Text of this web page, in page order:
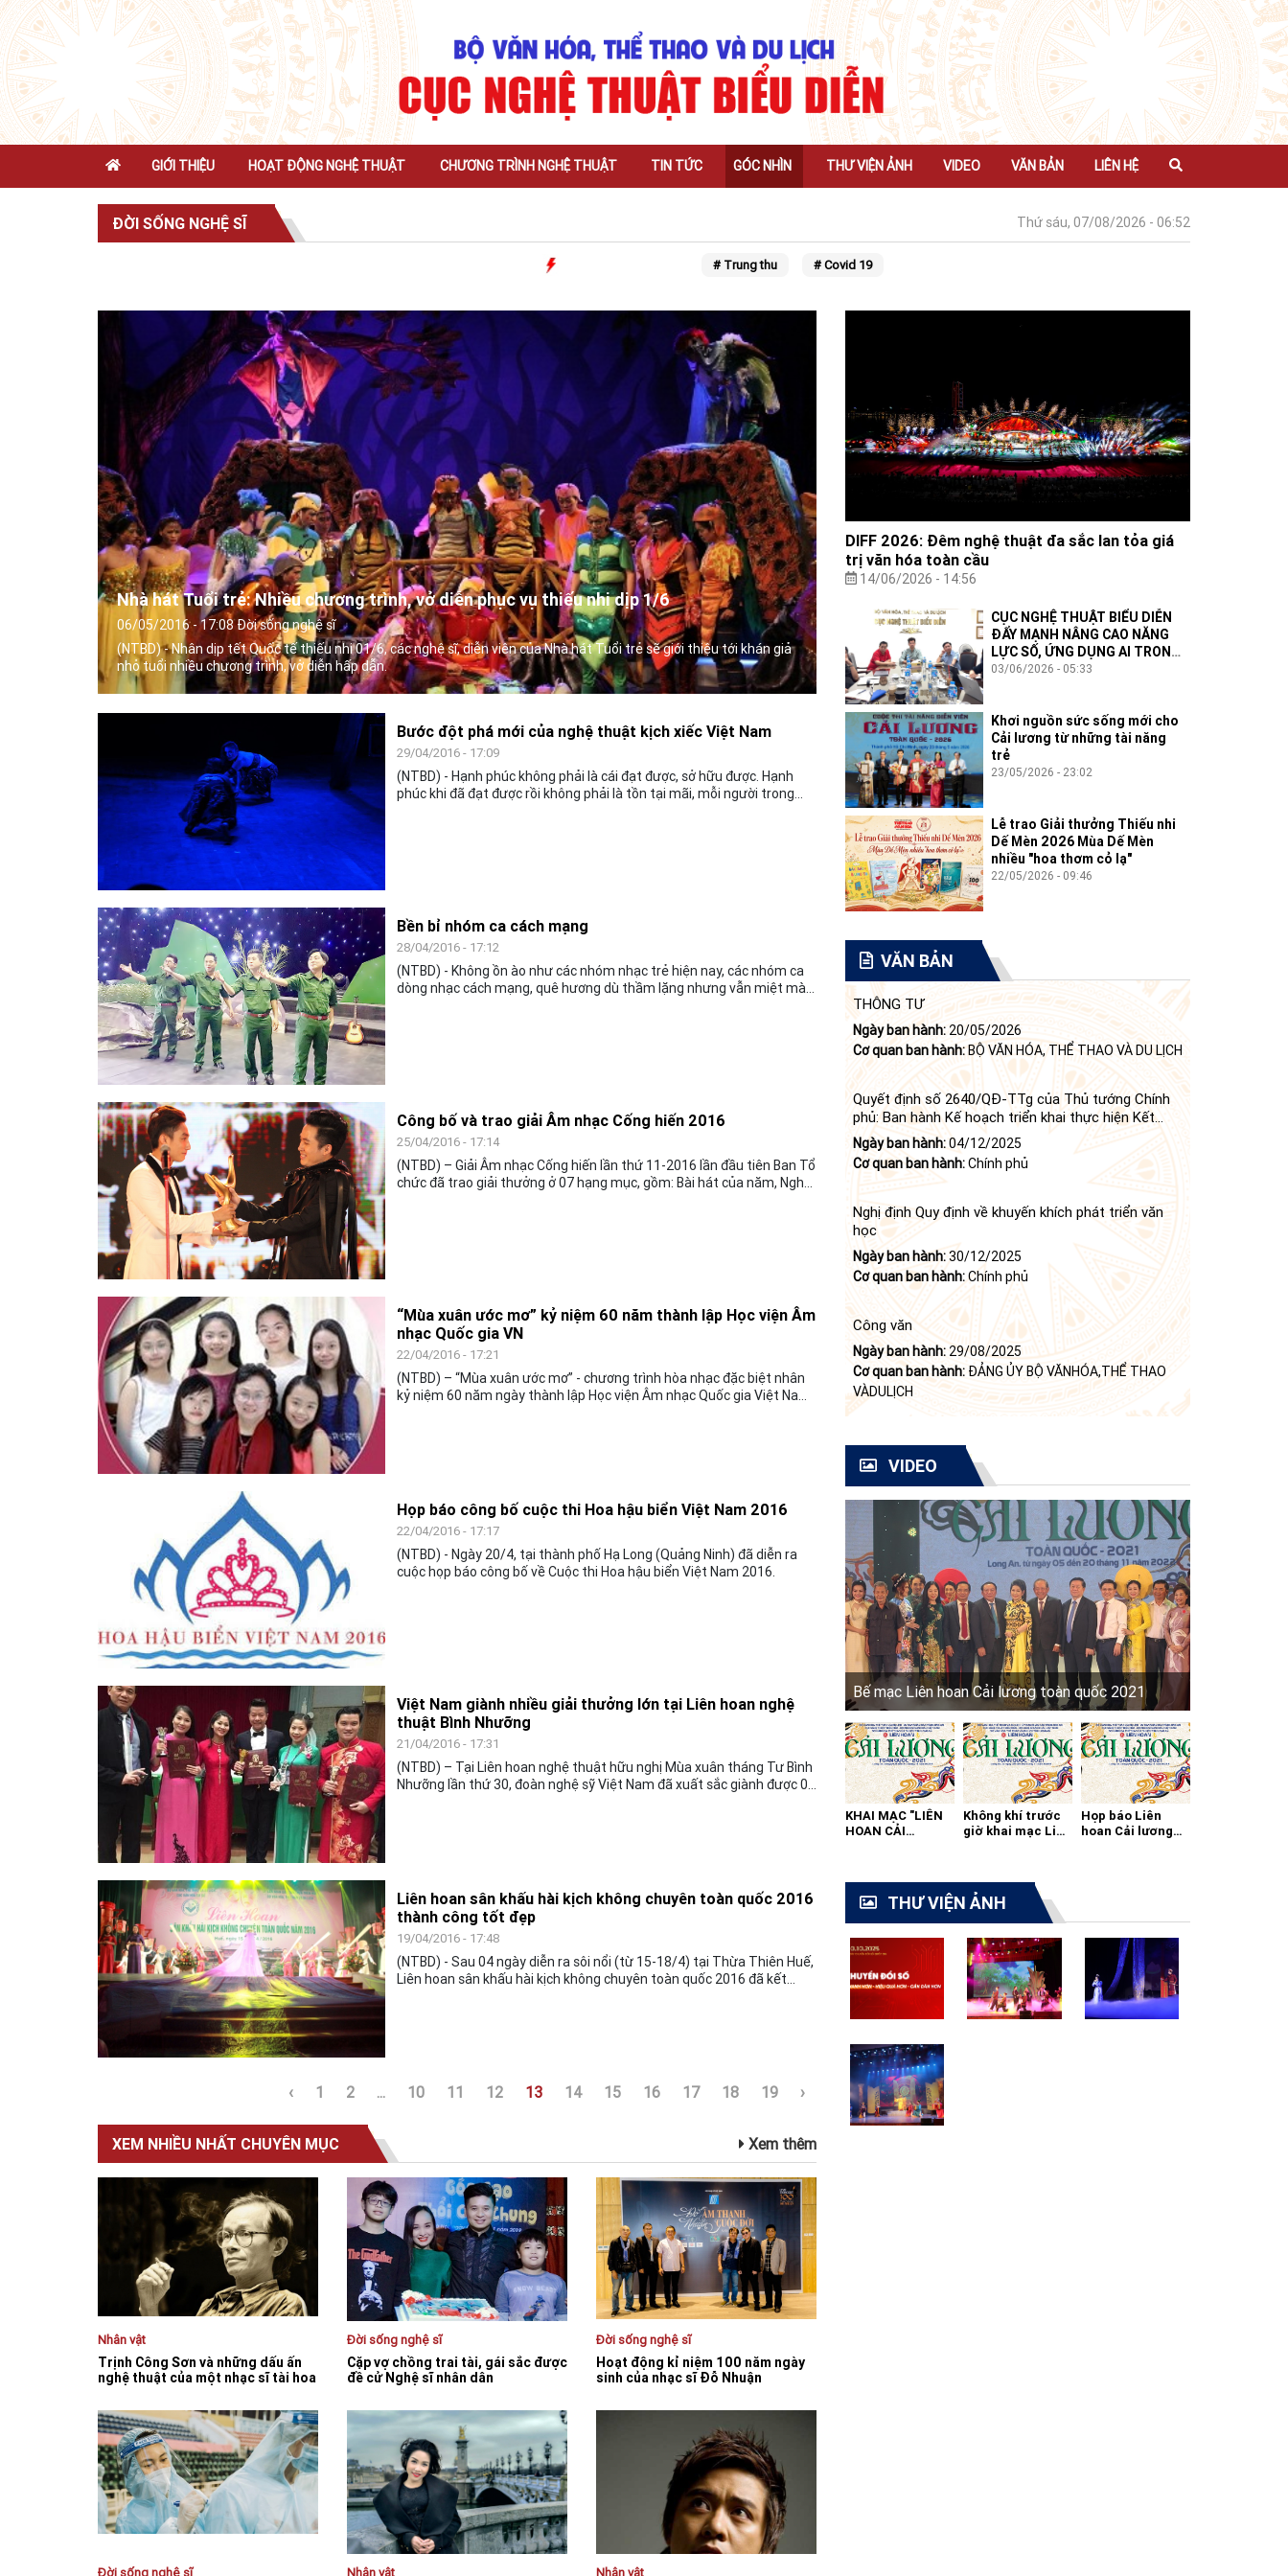
GIỚI THIỆU HOẠT ĐỘNG NGHỆ THUẬT CHƯƠNG TRÌNH NGHỆ THUẬT TIN TỨC GÓC NHÌN THƯ VIỆN ẢNH VIDEO VĂN BẢN LIÊN HỆ
ĐỜI SỐNG NGHỆ SĨ Thứ sáu, 07/08/2026 - 06:52
# Trung thu # Covid 19
Nhà hát Tuổi trẻ: Nhiều chương trình, vở diễn phục vụ thiếu nhi dịp 1/6
06/05/2016 - 17:08 Đời sống nghệ sĩ
(NTBD) - Nhân dịp tết Quốc tế thiếu nhi 01/6, các nghệ sĩ, diễn viên của Nhà hát Tuổi trẻ sẽ giới thiệu tới khán giả
nhỏ tuổi nhiều chương trình, vở diễn hấp dẫn.
Bước đột phá mới của nghệ thuật kịch xiếc Việt Nam
29/04/2016 - 17:09
(NTBD) - Hạnh phúc không phải là cái đạt được, sở hữu được. Hạnh
phúc khi đã đạt được rồi không phải là tồn tại mãi, mỗi người trong
Bền bỉ nhóm ca cách mạng
28/04/2016 - 17:12
(NTBD) - Không ồn ào như các nhóm nhạc trẻ hiện nay, các nhóm ca
dòng nhạc cách mạng, quê hương dù thầm lặng nhưng vẫn miệt mài
Công bố và trao giải Âm nhạc Cống hiến 2016
25/04/2016 - 17:14
(NTBD) – Giải Âm nhạc Cống hiến lần thứ 11-2016 lần đầu tiên Ban Tổ
chức đã trao giải thưởng ở 07 hạng mục, gồm: Bài hát của năm, Nghệ
“Mùa xuân ước mơ” kỷ niệm 60 năm thành lập Học viện Âm
nhạc Quốc gia VN
22/04/2016 - 17:21
(NTBD) – “Mùa xuân ước mơ” - chương trình hòa nhạc đặc biệt nhân
kỷ niệm 60 năm ngày thành lập Học viện Âm nhạc Quốc gia Việt Nam
Họp báo công bố cuộc thi Hoa hậu biển Việt Nam 2016
22/04/2016 - 17:17
(NTBD) - Ngày 20/4, tại thành phố Hạ Long (Quảng Ninh) đã diễn ra
cuộc họp báo công bố về Cuộc thi Hoa hậu biển Việt Nam 2016.
Việt Nam giành nhiều giải thưởng lớn tại Liên hoan nghệ
thuật Bình Nhưỡng
21/04/2016 - 17:31
(NTBD) – Tại Liên hoan nghệ thuật hữu nghị Mùa xuân tháng Tư Bình
Nhưỡng lần thứ 30, đoàn nghệ sỹ Việt Nam đã xuất sắc giành được 01
Liên hoan sân khấu hài kịch không chuyên toàn quốc 2016
thành công tốt đẹp
19/04/2016 - 17:48
(NTBD) - Sau 04 ngày diễn ra sôi nổi (từ 15-18/4) tại Thừa Thiên Huế,
Liên hoan sân khấu hài kịch không chuyên toàn quốc 2016 đã kết
‹ 1 2 ... 10 11 12 13 14 15 16 17 18 19 ›
XEM NHIỀU NHẤT CHUYÊN MỤC Xem thêm
Nhân vật
Trịnh Công Sơn và những dấu ấn
nghệ thuật của một nhạc sĩ tài hoa
Đời sống nghệ sĩ
Cặp vợ chồng trai tài, gái sắc được
đề cử Nghệ sĩ nhân dân
Đời sống nghệ sĩ
Hoạt động kỉ niệm 100 năm ngày
sinh của nhạc sĩ Đỗ Nhuận
Đời sống nghệ sĩ Nhân vật Nhân vật
DIFF 2026: Đêm nghệ thuật đa sắc lan tỏa giá
trị văn hóa toàn cầu
14/06/2026 - 14:56
CỤC NGHỆ THUẬT BIỂU DIỄN
ĐẨY MẠNH NÂNG CAO NĂNG
LỰC SỐ, ỨNG DỤNG AI TRONG
THỰC THI CÔNG VỤ
03/06/2026 - 05:33
Khơi nguồn sức sống mới cho
Cải lương từ những tài năng
trẻ
23/05/2026 - 23:02
Lễ trao Giải thưởng Thiếu nhi
Dế Mèn 2026 Mùa Dế Mèn
nhiều "hoa thơm cỏ lạ"
22/05/2026 - 09:46
VĂN BẢN
THÔNG TƯ
Ngày ban hành: 20/05/2026
Cơ quan ban hành:BỘ VĂN HÓA, THỂ THAO VÀ DU LỊCH
Quyết định số 2640/QĐ-TTg của Thủ tướng Chính
phủ: Ban hành Kế hoạch triển khai thực hiện Kết
luận số 84-KL/TW ngày 21 tháng 6 năm 2024 của
Bộ Chính trị tiếp tục thực hiện Nghị quyết số 23-
NQ/TW ngày 16 tháng 6 năm 2008 của Bộ Chính trị
(khóa X) về "tiếp tục xây dựng và phát triển văn học,
nghệ thuật trong thời kỳ mới"
Ngày ban hành:04/12/2025
Cơ quan ban hành:Chính phủ
Nghị định Quy định về khuyến khích phát triển văn
học
Ngày ban hành:30/12/2025
Cơ quan ban hành:Chính phủ
Công văn
Ngày ban hành: 29/08/2025
Cơ quan ban hành: ĐẢNG ỦY BỘ VĂNHÓA,THỂ THAO
VÀDULỊCH
VIDEO
Bế mạc Liên hoan Cải lương toàn quốc 2021
KHAI MẠC "LIÊN
HOAN CẢI
Không khí trước
giờ khai mạc Liên
Họp báo Liên
hoan Cải lương
THƯ VIỆN ẢNH